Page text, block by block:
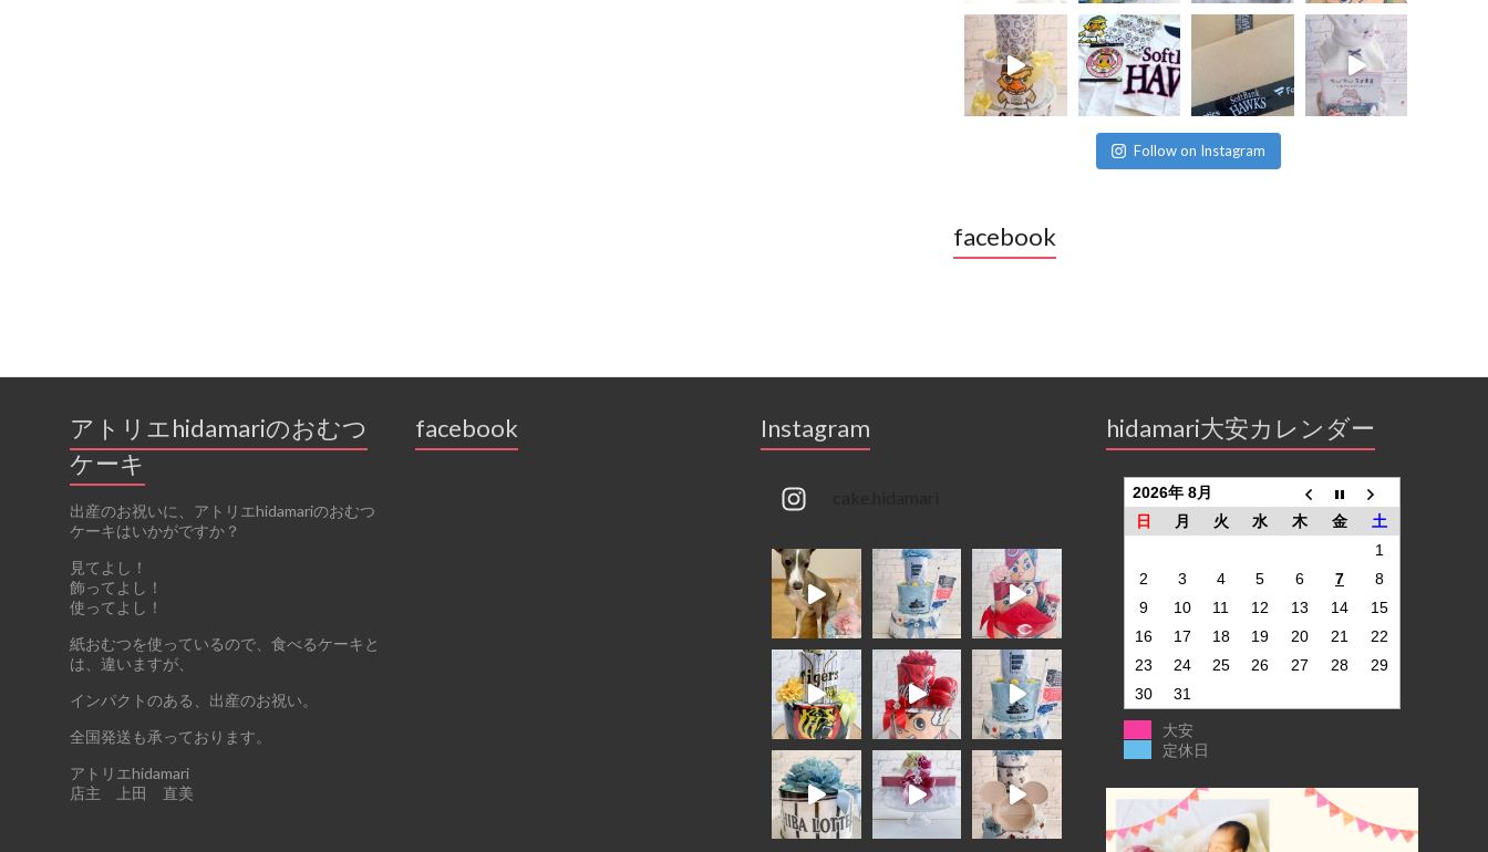
Follow on Instagram
facebook
アトリエhidamariのおむつ
ケーキ
出産のお祝いに、アトリエhidamariのおむつ
ケーキはいかがですか？
見てよし！
飾ってよし！
使ってよし！
紙おむつを使っているので、食べるケーキと
は、違いますが、
インパクトのある、出産のお祝い。
全国発送も承っております。
アトリエhidamari
店主 上田 直美
facebook Instagram hidamari大安カレンダー
2026年 8月
日
月 火 水 木 金
土
1
2
3 4 5 6 7
8
9
10 11 12 13 14
15
16
17 18 19 20 21
22
23
24 25 26 27 28
29
30
31
大安
定休日